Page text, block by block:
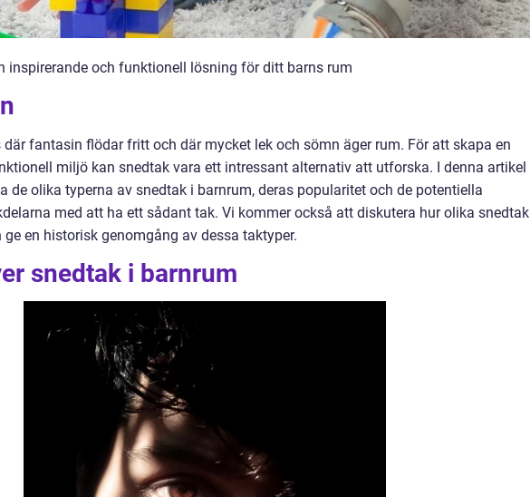
inspirerande och funktionell lösning för ditt barns rum
där fantasin flödar fritt och där mycket lek och sömn äger rum. För att skapa en
miljö kan snedtak vara ett intressant alternativ att utforska. I denna artikel
de olika typerna av snedtak i barnrum, deras popularitet och de potentiella
med att ha ett sådant tak. Vi kommer också att diskutera hur olika snedtak
en historisk genomgång av dessa taktyper.
snedtak i barnrum